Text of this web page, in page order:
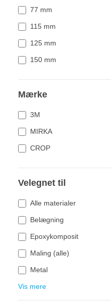
77 mm
115 mm
125 mm
150 mm
Mærke
3M
MIRKA
CROP
Velegnet til
Alle materialer
Belægning
Epoxykomposit
Maling (alle)
Metal
Vis mere